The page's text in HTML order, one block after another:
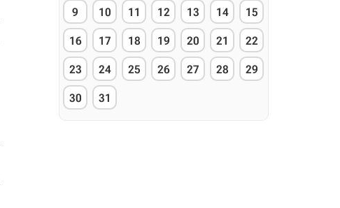
9 10 11 12 13 14 15
16 17 18 19 20 21 22
23 24 25 26 27 28 29
30 31